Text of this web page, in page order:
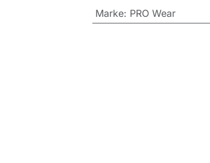
Marke: PRO Wear